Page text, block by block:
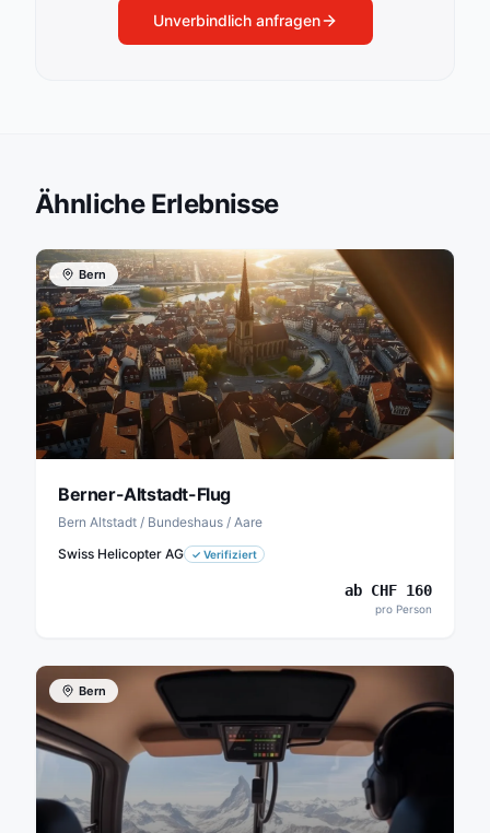
Unverbindlich anfragen
Ähnliche Erlebnisse
Bern
Berner-Altstadt-Flug
Bern Altstadt / Bundeshaus / Aare
Swiss Helicopter AG
✓ Verifiziert
ab CHF 160
pro Person
Bern